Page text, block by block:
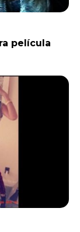
película